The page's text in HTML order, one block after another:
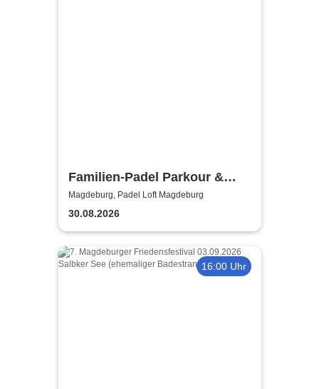
Familien-Padel Parkour &
Pizza
Magdeburg, Padel Loft Magdeburg
30.08.2026
16:00 Uhr